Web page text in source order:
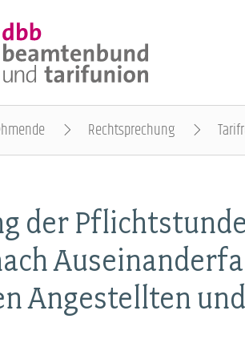
BEAMTE
Rechtsprechung
der
Angestellten